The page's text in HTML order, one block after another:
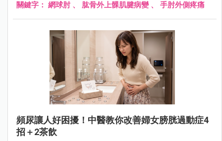
關鍵字： 網球肘、 肱骨外上髁肌腱病變、 手肘外側疼痛
頻尿讓人好困擾！中醫教你改善婦女膀胱過動症4
招＋2茶飲